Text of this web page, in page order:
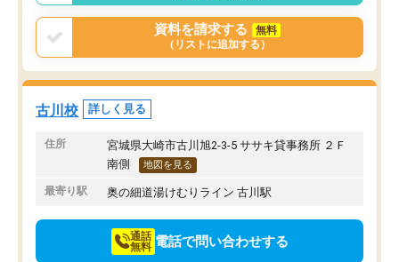
資料を請求する
無料
（リストに追加する）
古川校 詳しく見る
住所
宮城県大崎市古川旭2-3-5 ササキ貸事務所 ２Ｆ
南側
地図を見る
最寄り駅 奥の細道湯けむりライン 古川駅
通話
無料 電話で問い合わせする